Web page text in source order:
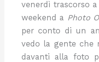
venerdì trascorso
weekend a Photo
per conto di un
vedo la gente che
davanti alla foto